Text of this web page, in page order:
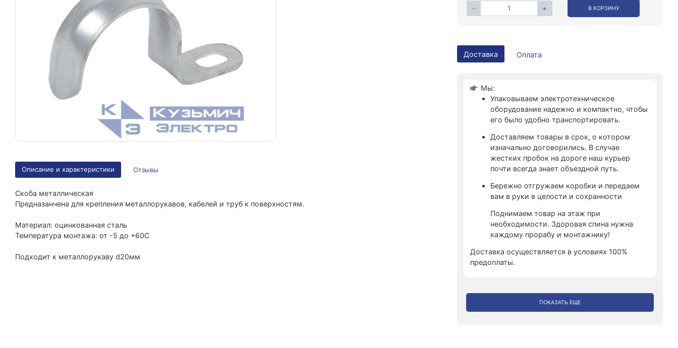
- + В КОРЗИНУ
Доставка Оплата
Мы:
Упаковываем электротехническое
оборудование надежно и компактно, чтобы
его было удобно транспортировать.
Доставляем товары в срок, о котором
изначально договорились. В случае
жестких пробок на дороге наш курьер
почти всегда знает объездной путь.
Бережно отгружаем коробки и передаем
вам в руки в целости и сохранности
Поднимаем товар на этаж при
необходимости. Здоровая спина нужна
каждому прорабу и монтажнику!
Доставка осуществляется в условиях 100%
предоплаты.
ПОКАЗАТЬ ЕЩЕ
Описание и характеристики Отзывы
Скоба металлическая
Предназанчена для крепления металлорукавов, кабелей и труб к поверхностям.
Материал: оцинкованная сталь
Температура монтажа: от -5 до +60С
Подходит к металлорукаву d20мм